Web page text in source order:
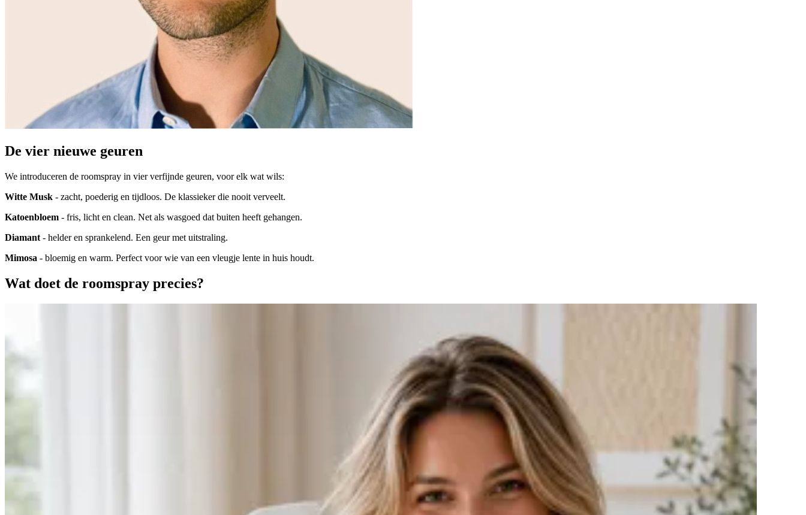
De vier nieuwe geuren
We introduceren de roomspray in vier verfijnde geuren, voor elk wat wils:
Witte Musk - zacht, poederig en tijdloos. De klassieker die nooit verveelt.
Katoenbloem - fris, licht en clean. Net als wasgoed dat buiten heeft gehangen.
Diamant - helder en sprankelend. Een geur met uitstraling.
Mimosa - bloemig en warm. Perfect voor wie van een vleugje lente in huis houdt.
Wat doet de roomspray precies?